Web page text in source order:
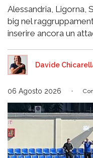
Alessandria, Ligorna,
big nel
inserire ancora un
Davide
06 Agosto 2026